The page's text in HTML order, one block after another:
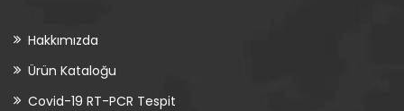
Hakkımızda
Ürün Kataloğu
Covid-19 RT-PCR Tespit